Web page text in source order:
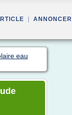
ANNONCER
eau